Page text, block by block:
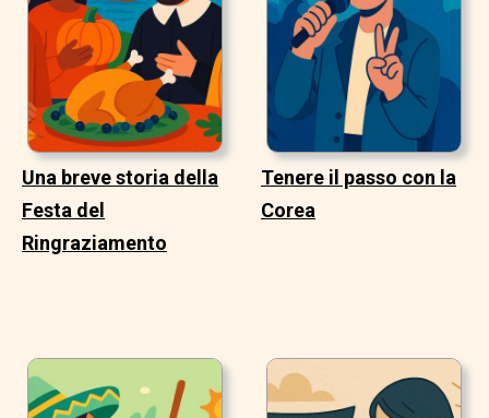
Una breve storia della
Festa del
Ringraziamento
Tenere il passo con la
Corea